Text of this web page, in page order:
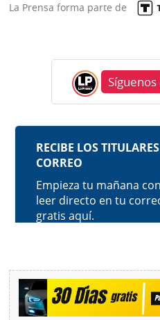
La Prensa forma parte de